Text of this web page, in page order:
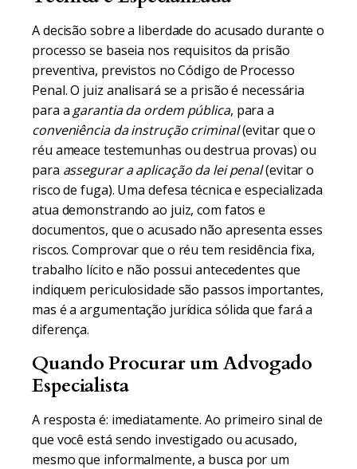
A decisão sobre a liberdade do acusado durante o
processo se baseia nos requisitos da prisão
preventiva, previstos no Código de Processo
Penal. O juiz analisará se a prisão é necessária
para a garantia da ordem pública, para a
conveniência da instrução criminal(evitar que o
réu ameace testemunhas ou destrua provas) ou
para assegurar a aplicação da lei penal(evitar o
risco de fuga). Uma defesa técnica e especializada
atua demonstrando ao juiz, com fatos e
documentos, que o acusado não apresenta esses
riscos. Comprovar que o réu tem residência fixa,
trabalho lícito e não possui antecedentes que
indiquem periculosidade são passos importantes,
mas é a argumentação jurídica sólida que fará a
diferença.
Quando Procurar um Advogado
Especialista
A resposta é: imediatamente. Ao primeiro sinal de
que você está sendo investigado ou acusado,
mesmo que informalmente, a busca por um